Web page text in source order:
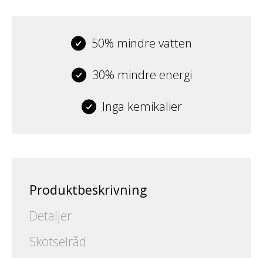
50% mindre vatten
30% mindre energi
Inga kemikalier
Produktbeskrivning
Detaljer
Skötselråd